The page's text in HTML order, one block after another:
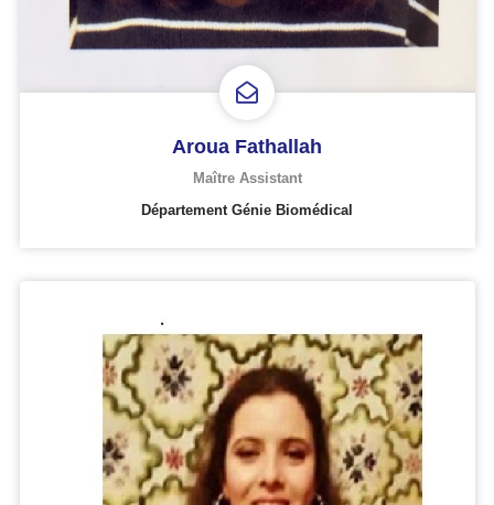
Aroua Fathallah
Maître Assistant
Département Génie Biomédical